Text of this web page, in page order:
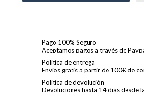
Pago 100% Seguro
Aceptamos pagos a través de
Política de entrega
Envíos gratis a partir de 100€ de
Política de devolución
Devoluciones hasta 14 días desde